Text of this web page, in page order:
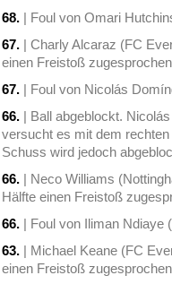
68. | Foul von Omari
67. | Charly Alcaraz (FC
einen Freistoß
67. | Foul von Nicolás
66. | Ball abgeblockt.
versucht es mit dem
Schuss wird jedoch
66. | Neco Williams
Hälfte einen Freistoß
66. | Foul von Iliman Ndiaye
63. | Michael Keane (FC
einen Freistoß